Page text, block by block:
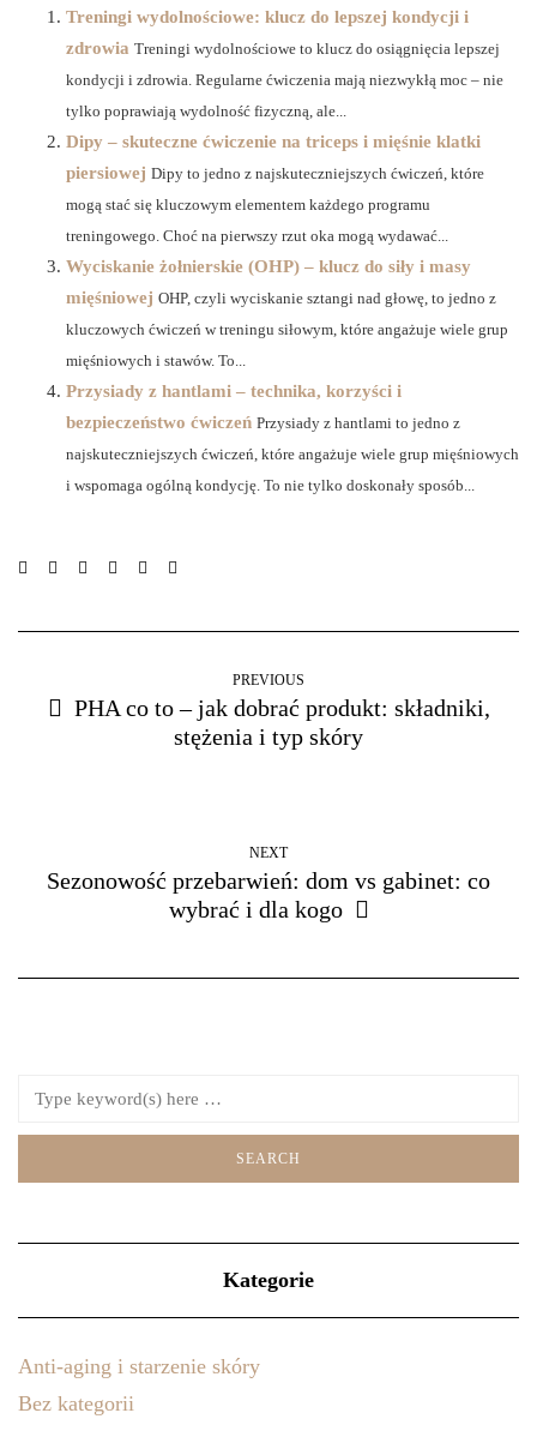
Treningi wydolnościowe: klucz do lepszej kondycji i
zdrowia Treningi wydolnościowe to klucz do osiągnięcia lepszej
kondycji i zdrowia. Regularne ćwiczenia mają niezwykłą moc – nie
tylko poprawiają wydolność fizyczną, ale...
Dipy – skuteczne ćwiczenie na triceps i mięśnie klatki
piersiowej Dipy to jedno z najskuteczniejszych ćwiczeń, które
mogą stać się kluczowym elementem każdego programu
treningowego. Choć na pierwszy rzut oka mogą wydawać...
Wyciskanie żołnierskie (OHP) – klucz do siły i masy
mięśniowej OHP, czyli wyciskanie sztangi nad głowę, to jedno z
kluczowych ćwiczeń w treningu siłowym, które angażuje wiele grup
mięśniowych i stawów. To...
Przysiady z hantlami – technika, korzyści i
bezpieczeństwo ćwiczeń Przysiady z hantlami to jedno z
najskuteczniejszych ćwiczeń, które angażuje wiele grup mięśniowych
i wspomaga ogólną kondycję. To nie tylko doskonały sposób...
PREVIOUS
PHA co to – jak dobrać produkt: składniki,
stężenia i typ skóry
NEXT
Sezonowość przebarwień: dom vs gabinet: co
wybrać i dla kogo
Kategorie
Anti-aging i starzenie skóry
Bez kategorii